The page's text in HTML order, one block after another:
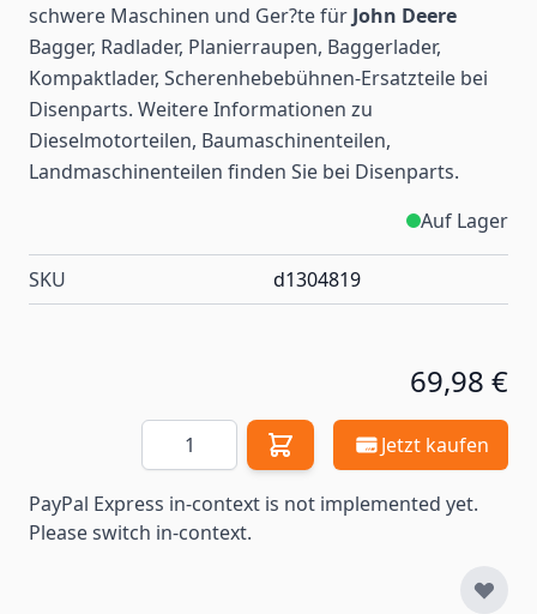
schwere Maschinen und Ger?te für John Deere
Bagger, Radlader, Planierraupen, Baggerlader,
Kompaktlader, Scherenhebebühnen-Ersatzteile bei
Disenparts. Weitere Informationen zu
Dieselmotorteilen, Baumaschinenteilen,
Landmaschinenteilen finden Sie bei Disenparts.
Auf Lager
SKU d1304819
69,98 €
Menge Jetzt kaufen
PayPal Express in-context is not implemented yet.
Please switch in-context.